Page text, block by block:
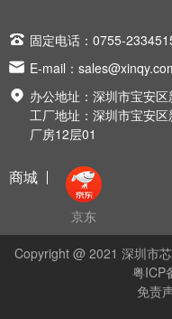
 固定电话：0755-
 E-mail：
 办公地址：深圳市宝安
工厂地址：深圳市宝安
厂房12层01
商城
京东
Copyright @ 2021 深圳市
粤ICP
免责